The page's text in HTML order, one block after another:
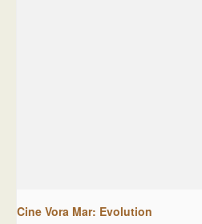
Cine Vora Mar: Evolution